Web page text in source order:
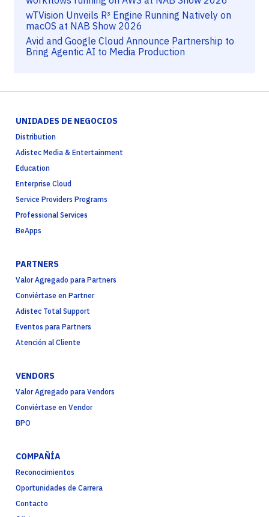
wTVision Unveils R³ Engine Running Natively on
macOS at NAB Show 2026
Avid and Google Cloud Announce Partnership to
Bring Agentic AI to Media Production
UNIDADES DE NEGOCIOS
Distribution
Adistec Media & Entertainment
Education
Enterprise Cloud
Service Providers Programs
Professional Services
BeApps
PARTNERS
Valor Agregado para Partners
Conviértase en Partner
Adistec Total Support
Eventos para Partners
Atención al Cliente
VENDORS
Valor Agregado para Vendors
Conviértase en Vendor
BPO
COMPAÑÍA
Reconocimientos
Oportunidades de Carrera
Contacto